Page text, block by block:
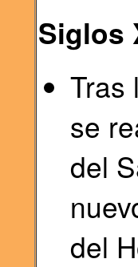
Siglos
Tras
se
del
del